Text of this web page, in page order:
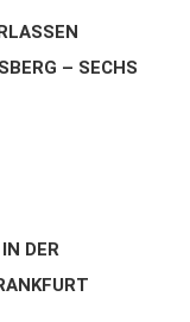
– SECHS
DER